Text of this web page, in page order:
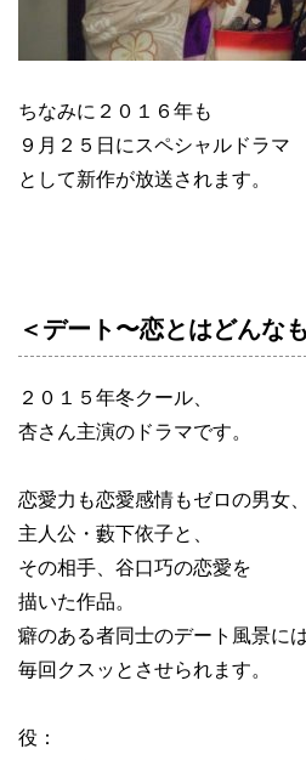
ちなみに２０１６年も
９月２５日にスペシャルドラマ
として新作が放送されます。
＜デート〜恋とはどんな
２０１５年冬クール、
杏さん主演のドラマです。
恋愛力も恋愛感情もゼロの男女、
主人公・藪下依子と、
その相手、谷口巧の恋愛を
描いた作品。
癖のある者同士のデート風景に
毎回クスッとさせられます。
役：